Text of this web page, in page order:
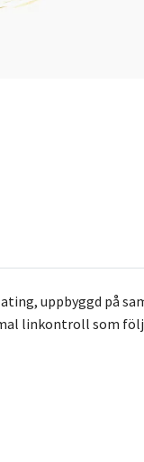
uppbyggd på
linkontroll som